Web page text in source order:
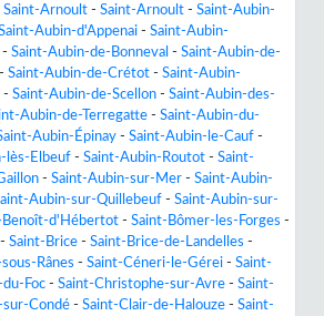
Saint-Arnoult - Saint-Arnoult - Saint-Aubin-
Aubin-d'Appenai - Saint-Aubin-
- Saint-Aubin-de-Bonneval - Saint-Aubin-de-
- Saint-Aubin-de-Crétot - Saint-Aubin-
- Saint-Aubin-de-Scellon - Saint-Aubin-des-
Aubin-de-Terregatte - Saint-Aubin-du-
Aubin-Épinay - Saint-Aubin-le-Cauf -
lès-Elbeuf - Saint-Aubin-Routot - Saint-
- Saint-Aubin-sur-Mer - Saint-Aubin-
Aubin-sur-Quillebeuf - Saint-Aubin-sur-
Benoît-d'Hébertot - Saint-Bômer-les-Forges -
- Saint-Brice - Saint-Brice-de-Landelles -
Rânes - Saint-Céneri-le-Gérei - Saint-
Foc - Saint-Christophe-sur-Avre - Saint-
Condé - Saint-Clair-de-Halouze - Saint-